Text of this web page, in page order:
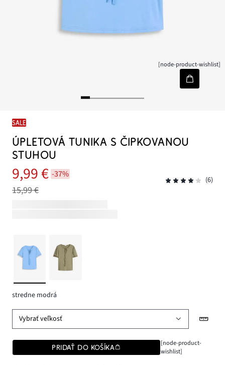
[node-product-wishlist]
SALE
ÚPLETOVÁ TUNIKA S ČIPKOVANOU
STUHOU
9,99 € -37%
15,99 €
(6)
stredne modrá
Vybrať veľkosť
PRIDAŤ DO KOŠÍKA
[node-product-
wishlist]